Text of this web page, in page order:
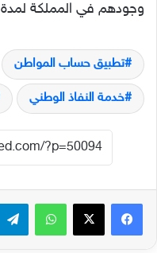
وجودهم في المملكة لمدة 3 أشهر على الأقل.
تطبيق حساب المواطن
خدمة النفاذ الوطني
فيسبوك‫X واتساب